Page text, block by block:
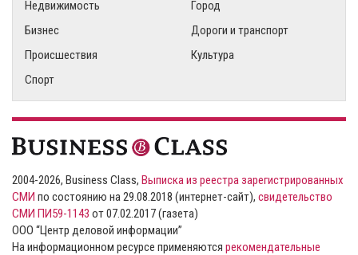
Недвижимость
Город
Бизнес
Дороги и транспорт
Происшествия
Культура
Спорт
2004-2026, Business Class, Выписка из реестра зарегистрированных
СМИ по состоянию на 29.08.2018 (интернет-сайт), свидетельство
СМИ ПИ59-1143 от 07.02.2017 (газета)
ООО “Центр деловой информации”
На информационном ресурсе применяются рекомендательные